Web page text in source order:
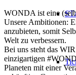
WONDA ist eine
Unsere Ambitionen:
anzubieten, somit
Welt zu verbessern.
Bei uns steht das
einzigartigen
Planeten mit einer